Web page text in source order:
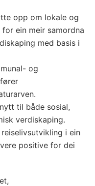
opp om lokale og
ein meir samordna
med basis i
og
til både sosial,
verdiskaping.
i ein
positive for dei